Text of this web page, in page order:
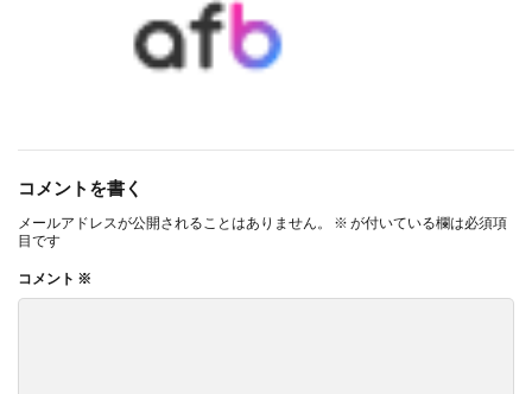
コメントを書く
メールアドレスが公開されることはありません。 ※ が付いている欄は必須項
目です
コメント ※